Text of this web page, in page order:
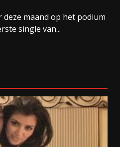
maand op het podium
single van...